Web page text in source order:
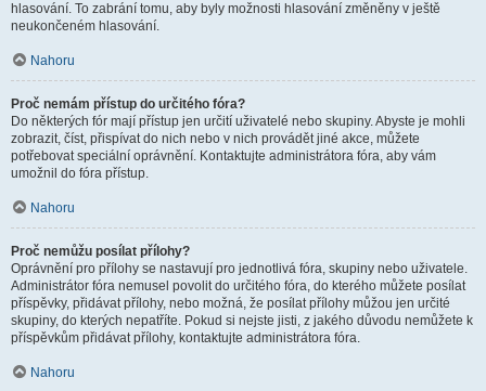
hlasování. To zabrání tomu, aby byly možnosti hlasování změněny v ještě
neukončeném hlasování.
Nahoru
Proč nemám přístup do určitého fóra?
Do některých fór mají přístup jen určití uživatelé nebo skupiny. Abyste je mohli
zobrazit, číst, přispívat do nich nebo v nich provádět jiné akce, můžete
potřebovat speciální oprávnění. Kontaktujte administrátora fóra, aby vám
umožnil do fóra přístup.
Nahoru
Proč nemůžu posílat přílohy?
Oprávnění pro přílohy se nastavují pro jednotlivá fóra, skupiny nebo uživatele.
Administrátor fóra nemusel povolit do určitého fóra, do kterého můžete posílat
příspěvky, přidávat přílohy, nebo možná, že posílat přílohy můžou jen určité
skupiny, do kterých nepatříte. Pokud si nejste jisti, z jakého důvodu nemůžete k
příspěvkům přidávat přílohy, kontaktujte administrátora fóra.
Nahoru